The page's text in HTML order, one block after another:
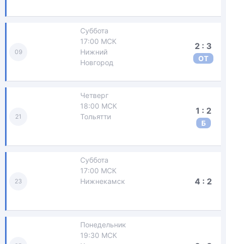
09
Суббота
17:00 МСК
Нижний
Новгород
2 : 3
ОТ
21
Четверг
18:00 МСК
Тольятти
1 : 2
Б
23
Суббота
17:00 МСК
Нижнекамск
4 : 2
Понедельник
19:30 МСК